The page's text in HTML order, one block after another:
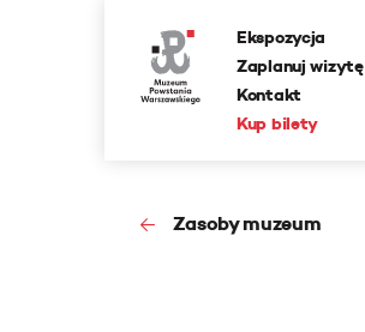
Ekspozycja
Zaplanuj wizytę
Kontakt
Kup bilety
Zasoby muzeum